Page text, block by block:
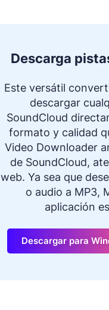
Descarga
Este versátil
descargar
SoundCloud
formato y calidad
Video Downloader
de SoundCloud,
web. Ya sea que
o audio a MP3,
aplicación
Descargar para